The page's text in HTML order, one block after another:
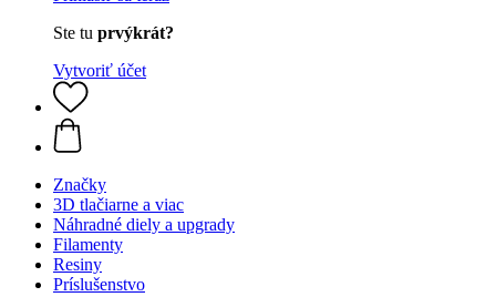
Ste tu prvýkrát?
Vytvoriť účet
Značky
3D tlačiarne a viac
Náhradné diely a upgrady
Filamenty
Resiny
Príslušenstvo